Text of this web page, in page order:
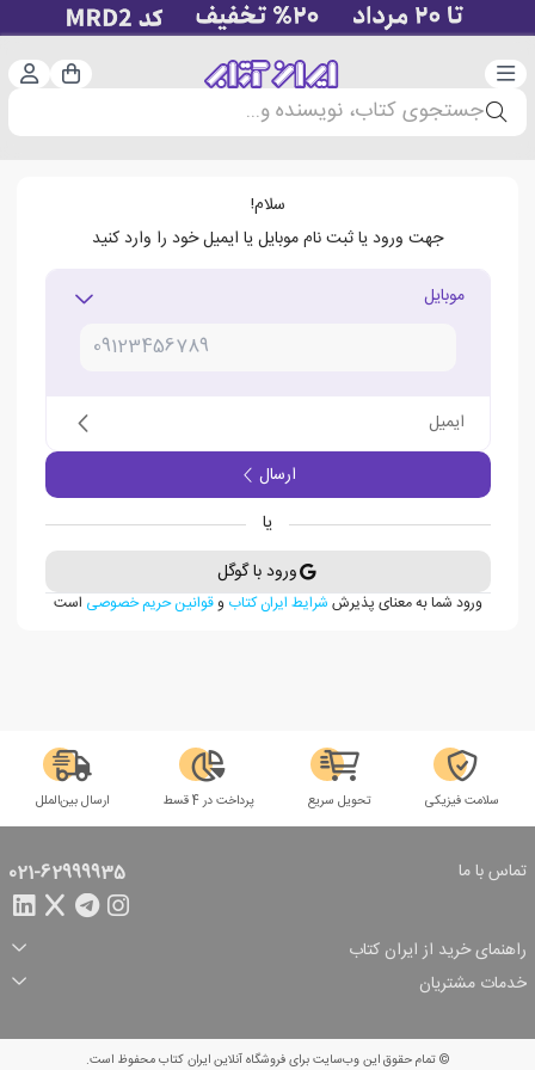
دسته‌بندی سبد
جستجوی کتاب، نویسنده و...
سلام!
جهت ورود یا ثبت نام موبایل یا ایمیل خود را وارد کنید
موبایل
ایمیل
ارسال
یا
ورود با گوگل
ورود شما به معنای پذیرش شرایط ایران کتاب وقوانین حریم خصوصی است
سلامت فیزیکی تحویل سریع پرداخت در 4 قسط ارسال بین‌الملل
تماس با ما 021-62999935
راهنمای خرید از ایران کتاب
ثبت سفارش
شرایط ارسال سفارش
شیوه پرداخت
تخفیف‌های خرید
خدمات مشتریان
© تمام حقوق این وب‌سایت برای فروشگاه آنلاین ایران کتاب محفوظ است.